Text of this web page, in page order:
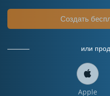
Создать
или
Apple